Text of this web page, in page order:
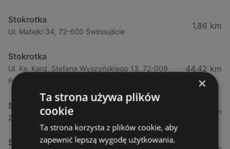
Stokrotka
Ul. Matejki 34, 72-600 Świnoujście
1,86 km
Stokrotka
Ul. Ks. Kard. Stefana Wyszyńskiego 13, 72-009
Police
44,42 km
Stokrotka
Zamenhofa 7a, 72-010 Police
44,49 km
Stokrotka
×
Ta strona używa plików
cookie
Ta strona korzysta z plików cookie, aby
zapewnić lepszą wygodę użytkowania.